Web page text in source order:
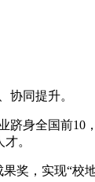
协同提升。
身全国前10
。
奖，实现“校